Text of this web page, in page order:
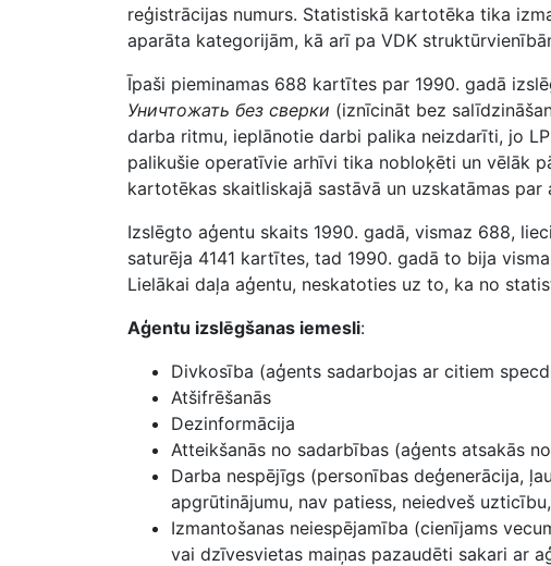
reģistrācijas numurs. Statistiskā kartotēka tika
aparāta kategorijām, kā arī pa VDK
Īpaši pieminamas 688 kartītes par 1990. gadā
Уничтожать без сверки (iznīcināt bez
darba ritmu, ieplānotie darbi palika neizdarīti, jo
palikušie operatīvie arhīvi tika nobloķēti un vēlāk
kartotēkas skaitliskajā sastāvā un uzskatāmas
Izslēgto aģentu skaits 1990. gadā, vismaz 688,
saturēja 4141 kartītes, tad 1990. gadā to bija
Lielākai daļa aģentu, neskatoties uz to, ka no
Aģentu izslēgšanas iemesli:
Divkosība (aģents sadarbojas ar citiem
Atšifrēšanās
Dezinformācija
Atteikšanās no sadarbības (aģents atsakās
Darba nespējīgs (personības deģenerācija,
apgrūtinājumu, nav patiess, neiedveš
Izmantošanas neiespējamība (cienījams
vai dzīvesvietas maiņas pazaudēti sakari ar